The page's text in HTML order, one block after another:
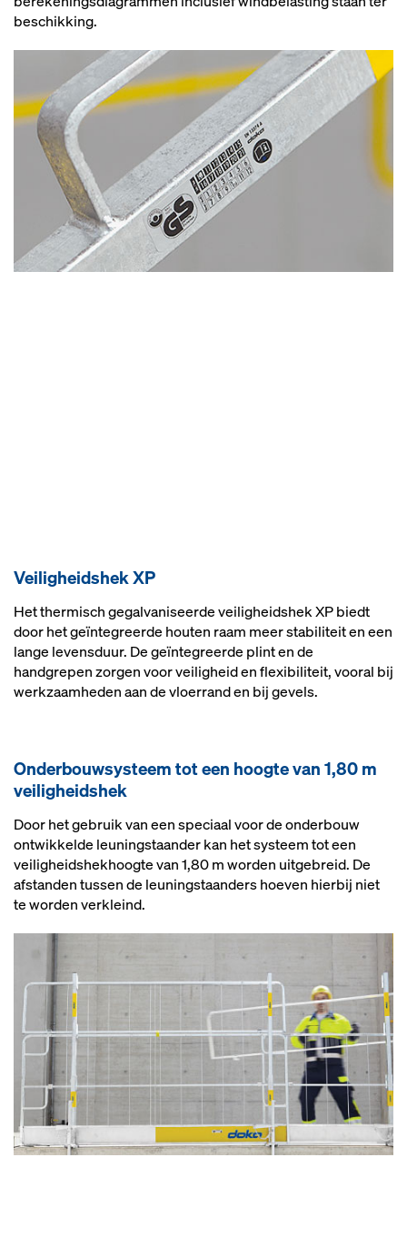
beschikking.
Veiligheidshek XP
Het thermisch gegalvaniseerde veiligheidshek XP biedt
door het geïntegreerde houten raam meer stabiliteit en een
lange levensduur. De geïntegreerde plint en de
handgrepen zorgen voor veiligheid en flexibiliteit, vooral bij
werkzaamheden aan de vloerrand en bij gevels.
Onderbouwsysteem tot een hoogte van 1,80 m
veiligheidshek
Door het gebruik van een speciaal voor de onderbouw
ontwikkelde leuningstaander kan het systeem tot een
veiligheidshekhoogte van 1,80 m worden uitgebreid. De
afstanden tussen de leuningstaanders hoeven hierbij niet
te worden verkleind.